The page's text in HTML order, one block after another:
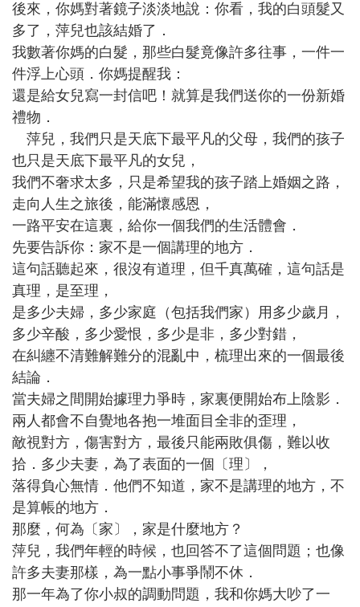
後來，你媽對著鏡子淡淡地說：你看，我的白頭髮又
多了，萍兒也該結婚了．
我數著你媽的白髮，那些白髮竟像許多往事，一件一
件浮上心頭．你媽提醒我：
還是給女兒寫一封信吧！就算是我們送你的一份新婚
禮物．
萍兒，我們只是天底下最平凡的父母，我們的孩子
也只是天底下最平凡的女兒，
我們不奢求太多，只是希望我的孩子踏上婚姻之路，
走向人生之旅後，能滿懷感恩，
一路平安在這裏，給你一個我們的生活體會．
先要告訴你：家不是一個講理的地方．
這句話聽起來，很沒有道理，但千真萬確，這句話是
真理，是至理，
是多少夫婦，多少家庭（包括我們家）用多少歲月，
多少辛酸，多少愛恨，多少是非，多少對錯，
在糾纏不清難解難分的混亂中，梳理出來的一個最後
結論．
當夫婦之間開始據理力爭時，家裏便開始布上陰影．
兩人都會不自覺地各抱一堆面目全非的歪理，
敵視對方，傷害對方，最後只能兩敗俱傷，難以收
拾．多少夫妻，為了表面的一個〔理〕，
落得負心無情．他們不知道，家不是講理的地方，不
是算帳的地方．
那麼，何為〔家〕，家是什麼地方？
萍兒，我們年輕的時候，也回答不了這個問題；也像
許多夫妻那樣，為一點小事爭鬧不休．
那一年為了你小叔的調動問題，我和你媽大吵了一